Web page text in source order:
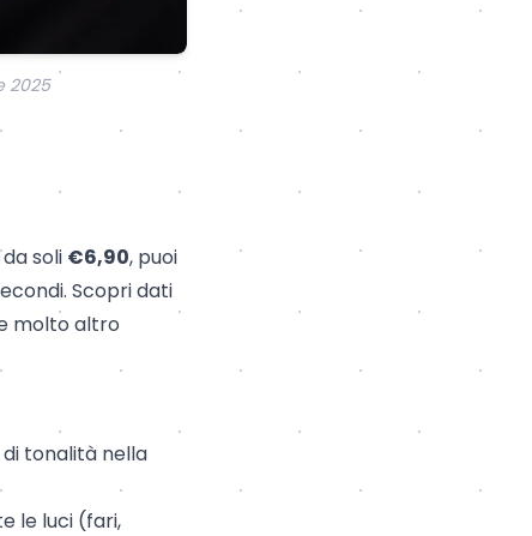
2025
soli €6,90, puoi
Scopri dati
molto altro
tonalità nella
le luci (fari,